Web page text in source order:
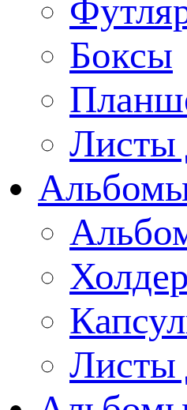
Боксы
Листы
Альбомы
Листы